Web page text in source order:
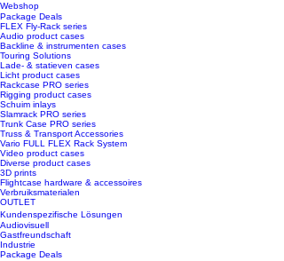
Webshop
Package Deals
FLEX Fly-Rack series
Audio product cases
Backline & instrumenten cases
Touring Solutions
Lade- & statieven cases
Licht product cases
Rackcase PRO series
Rigging product cases
Schuim inlays
Slamrack PRO series
Trunk Case PRO series
Truss & Transport Accessories
Vario FULL FLEX Rack System
Video product cases
Diverse product cases
3D prints
Flightcase hardware & accessoires
Verbruiksmaterialen
OUTLET
Kundenspezifische Lösungen
Audiovisuell
Gastfreundschaft
Industrie
Package Deals